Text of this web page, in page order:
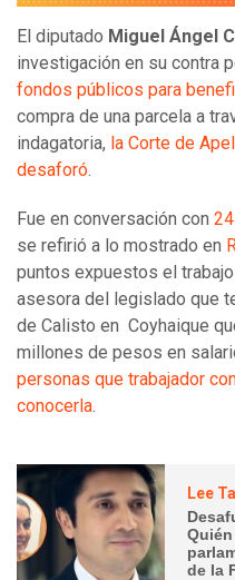
El diputado Miguel Ángel
investigación en su contra
fondos públicos para
compra de una parcela a
indagatoria, la Corte de
desaforó.
Fue en conversación con
se refirió a lo mostrado en
puntos expuestos el
asesora del legislado que
de Calisto en Coyhaique
millones de pesos en
personas que trabajador
conocerla.
Lee
de la